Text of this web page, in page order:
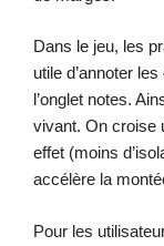
Dans le jeu, les
utile d’annoter
l’onglet notes.
vivant. On croise
effet (moins
accélère la
Pour les